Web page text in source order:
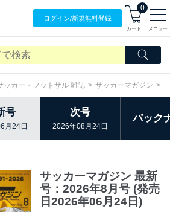
ログイン/新規無料登録
0
カート メニュー
ッカー・フットサル 雑誌 サッカーマガジン
号
月24日
次号
2026年08月24日
バック
サッカーマガジン 最新
号：2026年8月号 (発売
日2026年06月24日)